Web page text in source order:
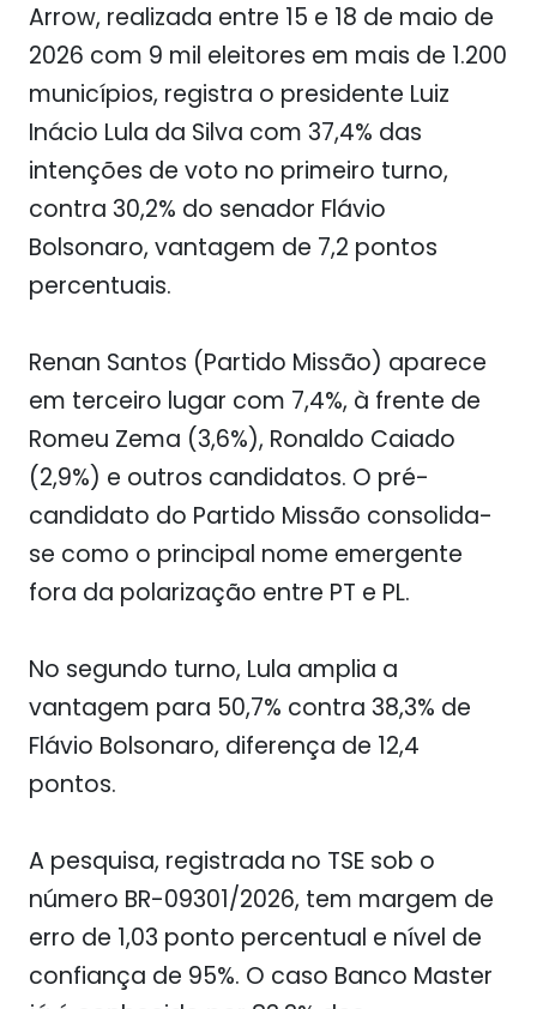
Arrow, realizada entre 15 e 18 de maio de
2026 com 9 mil eleitores em mais de 1.200
municípios, registra o presidente Luiz
Inácio Lula da Silva com 37,4% das
intenções de voto no primeiro turno,
contra 30,2% do senador Flávio
Bolsonaro, vantagem de 7,2 pontos
percentuais.
Renan Santos (Partido Missão) aparece
em terceiro lugar com 7,4%, à frente de
Romeu Zema (3,6%), Ronaldo Caiado
(2,9%) e outros candidatos. O pré-
candidato do Partido Missão consolida-
se como o principal nome emergente
fora da polarização entre PT e PL.
No segundo turno, Lula amplia a
vantagem para 50,7% contra 38,3% de
Flávio Bolsonaro, diferença de 12,4
pontos.
A pesquisa, registrada no TSE sob o
número BR-09301/2026, tem margem de
erro de 1,03 ponto percentual e nível de
confiança de 95%. O caso Banco Master